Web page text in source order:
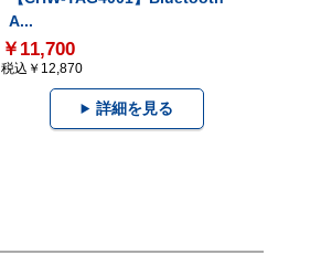
A...
￥11,700
税込￥12,870
詳細を見る